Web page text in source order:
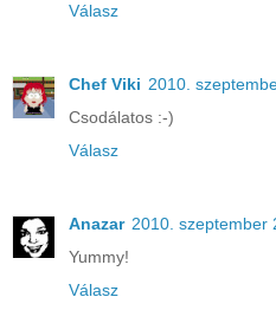
Válasz
Chef Viki 2010.
Csodálatos :-)
Válasz
Anazar 2010. szeptember
Yummy!
Válasz